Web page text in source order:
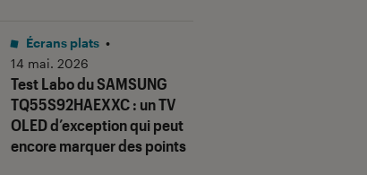
Test Labo du SAMSUNG
TQ55S92HAEXXC : un TV
OLED d’exception qui peut
encore marquer des points
Écrans plats •
14 mai. 2026